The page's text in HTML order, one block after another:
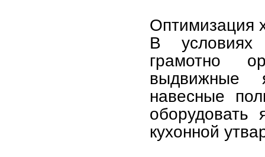
Оптимизация
В условиях
грамотно
выдвижные
навесные
кухонной